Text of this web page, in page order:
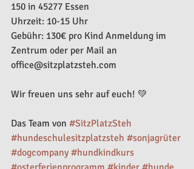
150 in 45277 Essen
Uhrzeit: 10-15 Uhr
Gebühr: 130€ pro Kind Anmeldung im
Zentrum oder per Mail an
office@sitzplatzsteh.com
Wir freuen uns sehr auf euch! 💚
Das Team von #SitzPlatzSteh
#hundeschulesitzplatzsteh #sonjagrüter
#dogcompany #hundkindkurs